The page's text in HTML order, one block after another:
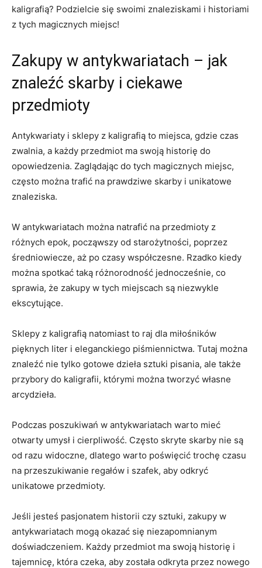
kaligrafią? Podzielcie się ‍swoimi znaleziskami i‌ historiami
z tych ‍magicznych miejsc!
Zakupy ‌w antykwariatach – jak
‍znaleźć skarby i ciekawe
przedmioty
Antykwariaty ‍i ​sklepy z kaligrafią to miejsca, gdzie⁢ czas
zwalnia, a każdy przedmiot‌ ma swoją historię do
opowiedzenia. Zaglądając⁤ do tych ⁤magicznych miejsc,
często można‍ trafić na prawdziwe⁤ skarby i unikatowe
znaleziska.
W antykwariatach można natrafić na przedmioty z
różnych epok, począwszy od starożytności, poprzez
średniowiecze,⁣ aż⁤ po czasy‍ współczesne. Rzadko ⁢kiedy​
można spotkać taką różnorodność ⁣jednocześnie,‍ co
sprawia, że zakupy w tych miejscach ⁣są​ niezwykle
ekscytujące.
Sklepy z kaligrafią natomiast to raj dla miłośników⁢
pięknych liter i ​eleganckiego‍ piśmiennictwa. Tutaj można
znaleźć nie tylko gotowe dzieła sztuki pisania,​ ale także
przybory do kaligrafii, którymi można tworzyć własne
arcydzieła.
Podczas ​poszukiwań w antykwariatach warto ‍mieć
otwarty umysł⁣ i cierpliwość. Często ⁢skryte skarby ​nie są
od razu‌ widoczne, ⁢dlatego warto poświęcić trochę czasu
na przeszukiwanie ‍regałów i szafek, aby odkryć
unikatowe przedmioty.
Jeśli jesteś pasjonatem historii czy sztuki,‍ zakupy w
antykwariatach mogą okazać się niezapomnianym
doświadczeniem. Każdy przedmiot ma swoją historię i⁤
tajemnicę, która​ czeka, aby⁣ została odkryta przez nowego